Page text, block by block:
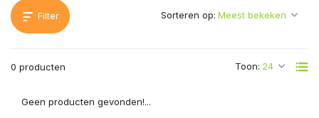
Filter
0 producten Toon:
Sorteren op:
Geen producten gevonden!...